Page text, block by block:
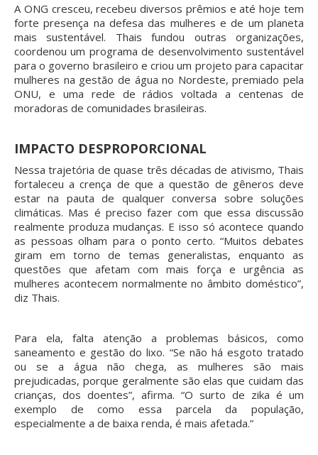
A ONG cresceu, recebeu diversos prêmios e até hoje tem
forte presença na defesa das mulheres e de um planeta
mais sustentável. Thais fundou outras organizações,
coordenou um programa de desenvolvimento sustentável
para o governo brasileiro e criou um projeto para capacitar
mulheres na gestão de água no Nordeste, premiado pela
ONU, e uma rede de rádios voltada a centenas de
moradoras de comunidades brasileiras.
IMPACTO DESPROPORCIONAL
Nessa trajetória de quase três décadas de ativismo, Thais
fortaleceu a crença de que a questão de gêneros deve
estar na pauta de qualquer conversa sobre soluções
climáticas. Mas é preciso fazer com que essa discussão
realmente produza mudanças. E isso só acontece quando
as pessoas olham para o ponto certo. “Muitos debates
giram em torno de temas generalistas, enquanto as
questões que afetam com mais força e urgência as
mulheres acontecem normalmente no âmbito doméstico”,
diz Thais.
Para ela, falta atenção a problemas básicos, como
saneamento e gestão do lixo. “Se não há esgoto tratado
ou se a água não chega, as mulheres são mais
prejudicadas, porque geralmente são elas que cuidam das
crianças, dos doentes”, afirma. “O surto de zika é um
exemplo de como essa parcela da população,
especialmente a de baixa renda, é mais afetada.”